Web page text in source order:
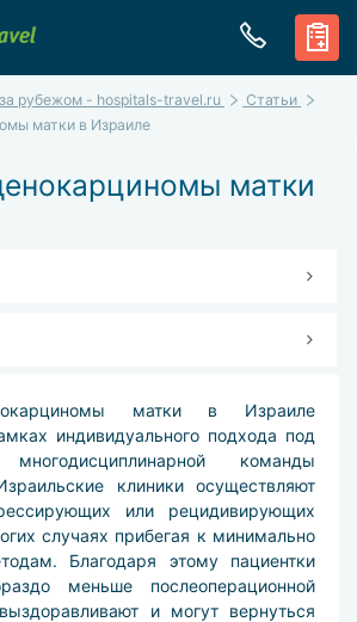
рубежом - hospitals-travel.ru
Статьи
матки в Израиле
матки
матки в Израиле
индивидуального подхода под
многодисциплинарной команды
клиники осуществляют
или рецидивирующих
случаях прибегая к минимально
Благодаря этому пациентки
меньше послеоперационной
и могут вернуться